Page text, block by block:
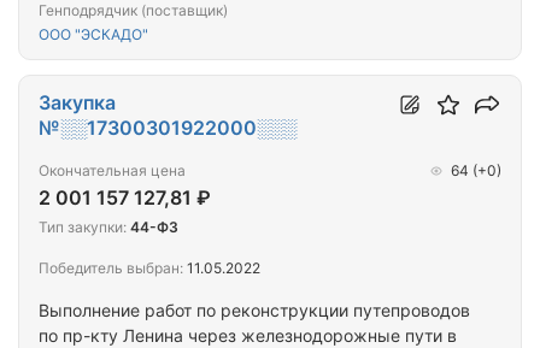
Генподрядчик (поставщик)
ООО "ЭСКАДО"
Выполнение работ по реконструкции путепроводов
по пр-кту Ленина через железнодорожные пути в
Закупка
№░░17300301922000░░░
Окончательная цена
2 001 157 127,81 ₽
64 (+0)
Тип закупки: 44-ФЗ
Победитель выбран: 11.05.2022